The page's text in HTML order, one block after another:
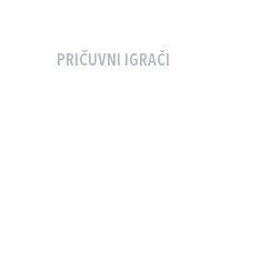
PRIČUVNI IGRAČI